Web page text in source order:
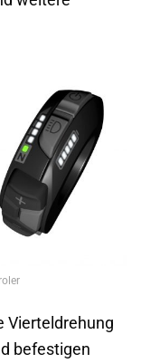
Vierteldrehung
befestigen